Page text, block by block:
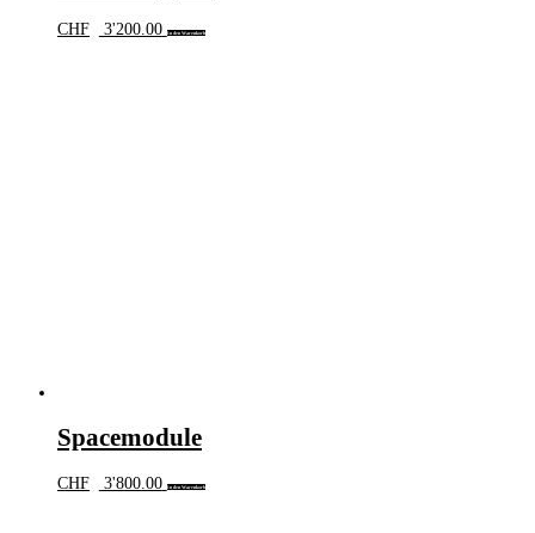
CHF 3'200.00 In den Warenkorb
Spacemodule
CHF 3'800.00 In den Warenkorb